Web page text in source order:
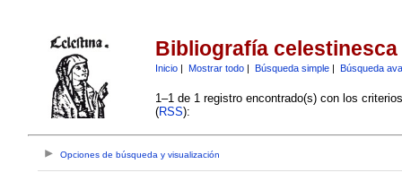
Bibliografía celestinesca
Inicio| Mostrar todo| Búsqueda simple| Búsqueda
1–1 de 1 registro encontrado(s) con los
(RSS):
Opciones de búsqueda y visualización